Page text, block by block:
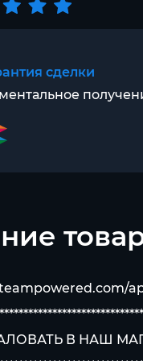
сделки
В НАШ